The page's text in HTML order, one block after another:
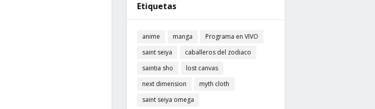
Etiquetas
anime manga
Programa en VIVO
saint seiya
caballeros del zodiaco
saintia sho
lost canvas
next dimension
myth cloth
saint seiya omega